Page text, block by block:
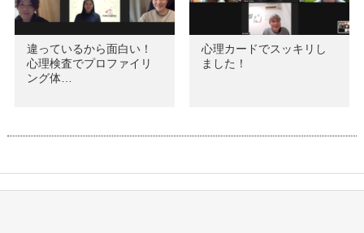
違っているから面白い！
心理検査でプロファイリ
ング体…
心理カードでスッキリし
ました！